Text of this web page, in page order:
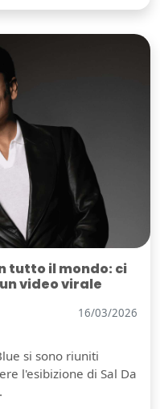
tutto il mondo: ci
video virale
16/03/2026
si sono riuniti
l'esibizione di Sal Da